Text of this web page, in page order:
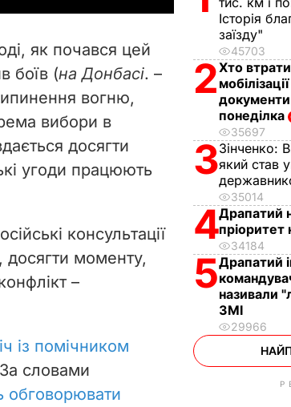
як почався цей
боїв (на Донбасі. –
вогню,
вибори в
досягти
угоди працюють
консультації
досягти моменту,
–
із помічником
словами
обговорювати
Історія
заїзду"
45703
2Хто
понеділка
35697
3Зінченко:
який став
35014
4Драпатий
пріоритет
34184
5Драпатий
називали
ЗМІ
29966